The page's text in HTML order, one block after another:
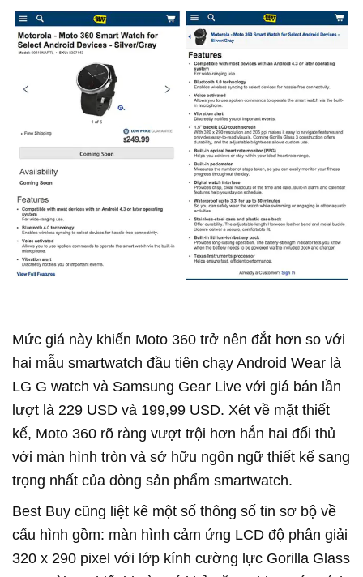
Mức giá này khiến Moto 360 trở nên đắt hơn so với
hai mẫu smartwatch đầu tiên chạy Android Wear là
LG G watch và Samsung Gear Live với giá bán lần
lượt là 229 USD và 199,99 USD. Xét về mặt thiết
kế, Moto 360 rõ ràng vượt trội hơn hẳn hai đối thủ
với màn hình tròn và sở hữu ngôn ngữ thiết kế sang
trọng nhất của dòng sản phẩm smartwatch.
Best Buy cũng liệt kê một số thông số tin sơ bộ về
cấu hình gồm: màn hình cảm ứng LCD độ phân giải
320 x 290 pixel với lớp kính cường lực Gorilla Glass